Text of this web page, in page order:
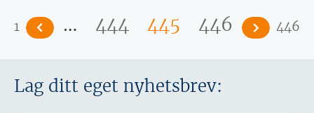
1 … 444 445 446 446
Lag ditt eget nyhetsbrev: